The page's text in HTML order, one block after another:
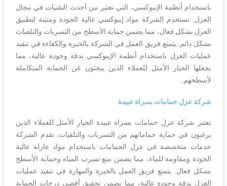
باستخدام أنظمة الإيبوكسي، التي تعتبر من أحدث التقنيات في مجال
العزل. تستخدم الشركة مواد إيبوكسي عالية الجودة ومتينة لتطبيق
العزل بشكل فعال، مما يضمن حماية الأسطح من التسربات والتلفيات
بشكل دائم. يتمتع فريق العمل في الشركة بالخبرة والكفاءة في تنفيذ
عمليات العزل باستخدام أنظمة الإيبوكسي بدقة وجودة عالية، مما
يجعلها الخيار الأمثل للعملاء الذين يبحثون عن الحماية المتكاملة
لأسطحهم.
شركة عزل حمامات بسراة عبيدة
تعتبر شركة عزل حمامات بسراة عبيدة الخيار الأمثل للعملاء الذين
يرغبون في حماية حماماتهم من التسربات والتلفيات. تقدم الشركة
خدمات متخصصة في عزل الحمامات باستخدام مواد عازلة عالية
الجودة ومقاومة للماء، مما يضمن منع تسرب المياه وحماية الأسطح
بشكل فعال. يتمتع فريق العمل بالخبرة والمهارة في تنفيذ عمليات
العزل بدقة وجودة عالية، مما يضمن تحقيق أقصى درجات الحماية